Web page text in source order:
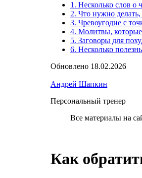
1. Несколько слов о
2. Что нужно
3. Чревоугодие с
4. Молитвы,
5. Заговоры для
6. Несколько
Обновлено 18.02.2026
Андрей Шапкин
Персональный тренер
Все материалы на
Как